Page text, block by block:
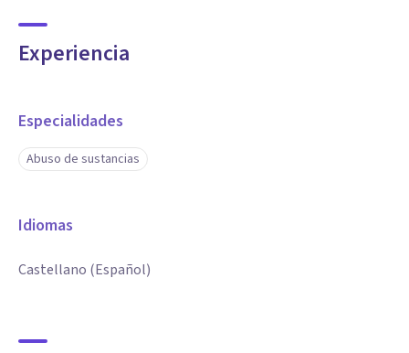
Experiencia
Especialidades
Abuso de sustancias
Idiomas
Castellano (Español)